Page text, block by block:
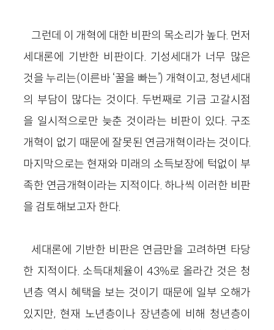
그런데 이 개혁에 대한 비판의 목소리가 높다. 먼저
세대론에 기반한 비판이다. 기성세대가 너무 많은
것을 누리는(이른바 ‘꿀을 빠는’) 개혁이고, 청년세대
의 부담이 많다는 것이다. 두번째로 기금 고갈시점
을 일시적으로만 늦춘 것이라는 비판이 있다. 구조
개혁이 없기 때문에 잘못된 연금개혁이라는 것이다.
마지막으로는 현재와 미래의 소득보장에 턱없이 부
족한 연금개혁이라는 지적이다. 하나씩 이러한 비판
을 검토해보고자 한다.
세대론에 기반한 비판은 연금만을 고려하면 타당
한 지적이다. 소득대체율이 43%로 올라간 것은 청
년층 역시 혜택을 보는 것이기 때문에 일부 오해가
있지만, 현재 노년층이나 장년층에 비해 청년층이